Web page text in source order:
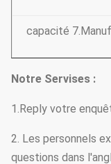
capacité
Notre Servises :
1.Reply votre
2. Les personnels
questions dans